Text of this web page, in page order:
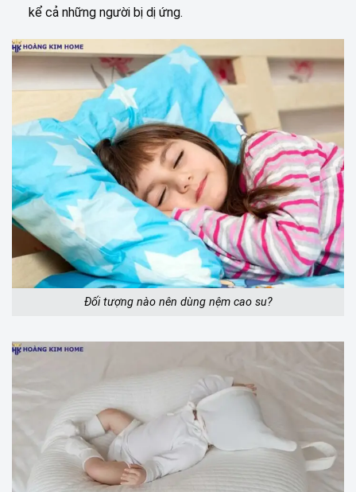
kể cả những người bị dị ứng.
Đối tượng nào nên dùng nệm cao su?